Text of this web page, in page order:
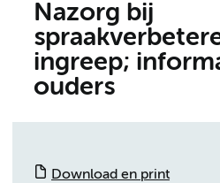
Nazorg bij
ingreep;
ouders
Download en print